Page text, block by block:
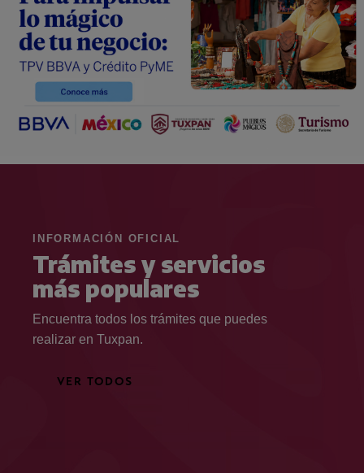
INFORMACIÓN OFICIAL
Trámites y servicios
más populares
Encuentra todos los trámites que puedes
realizar en Tuxpan.
VER TODOS